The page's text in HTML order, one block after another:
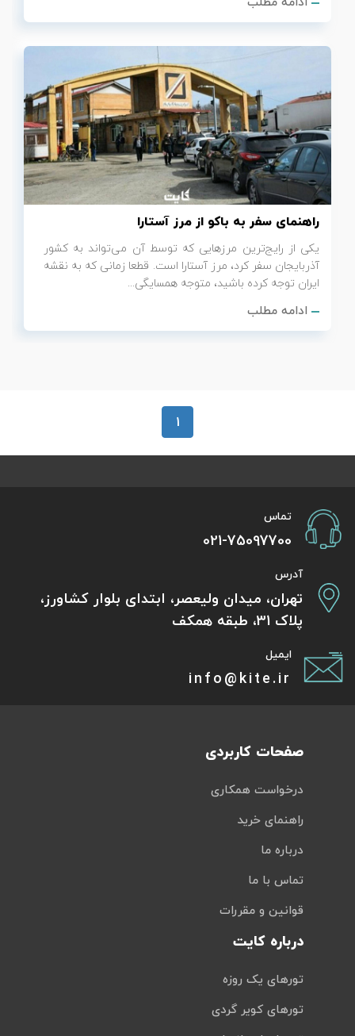
راهنمای سفر به باکو از مرز آستارا
یکی از رایج‌ترین مرزهایی که توسط آن می‌تواند به کشور
آذربایجان سفر کرد، مرز آستارا است. قطعا زمانی که به نقشه
ایران توجه کرده باشید، متوجه همسایگی...
ادامه مطلب
1
تماس
021-75097700
آدرس
تهران، میدان ولیعصر، ابتدای بلوار کشاورز،
پلاک 31، طبقه همکف
ایمیل
info@kite.ir
صفحات کاربردی
درخواست همکاری
راهنمای خرید
درباره ما
تماس با ما
قوانین و مقررات
درباره کایت
تورهای یک روزه
تورهای کویر گردی